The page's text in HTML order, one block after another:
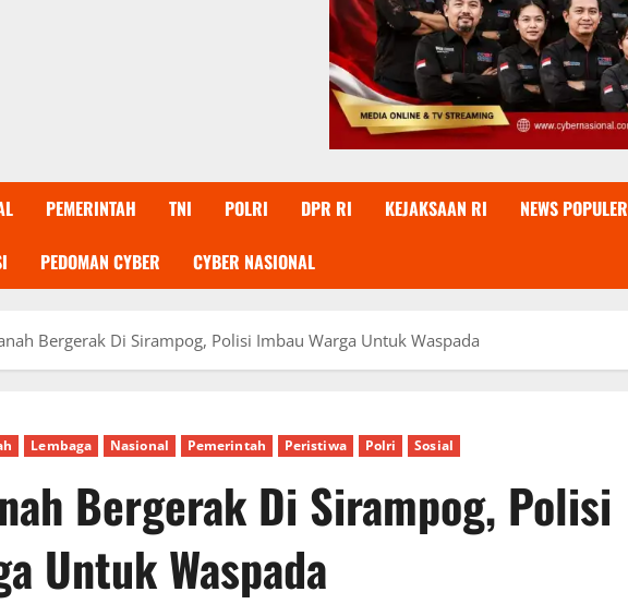
PEMERINTAH TNI POLRI DPR RI KEJAKSAAN RI NEWS POPULER
PEDOMAN CYBER CYBER NASIONAL
Bergerak Di Sirampog, Polisi Imbau Warga Untuk Waspada
Lembaga Nasional Pemerintah Peristiwa Polri Sosial
Bergerak Di Sirampog, Polisi
Untuk Waspada